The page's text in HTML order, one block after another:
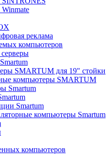
реклама
компьютеров
SMARTUM для 19" стойки
компьютеры SMARTUM
Smartum
Smartum
компьютеры Smartum
компьютеров